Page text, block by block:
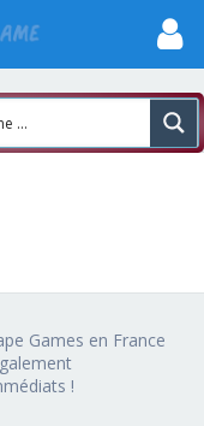
Games en France
!